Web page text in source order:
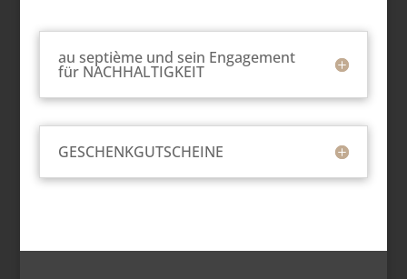
au septième und sein Engagement
für NACHHALTIGKEIT
GESCHENKGUTSCHEINE